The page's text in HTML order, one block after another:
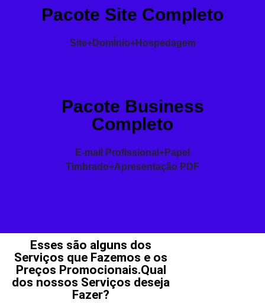
Pacote Site Completo
Site+DomÍnio+Hospedagem
Pacote Business
Completo
E-mail Profissional+Papel
Timbrado+Apresentação PDF
Esses são alguns dos
Serviços que Fazemos e os
Preços Promocionais.Qual
dos nossos Serviços deseja
Fazer?